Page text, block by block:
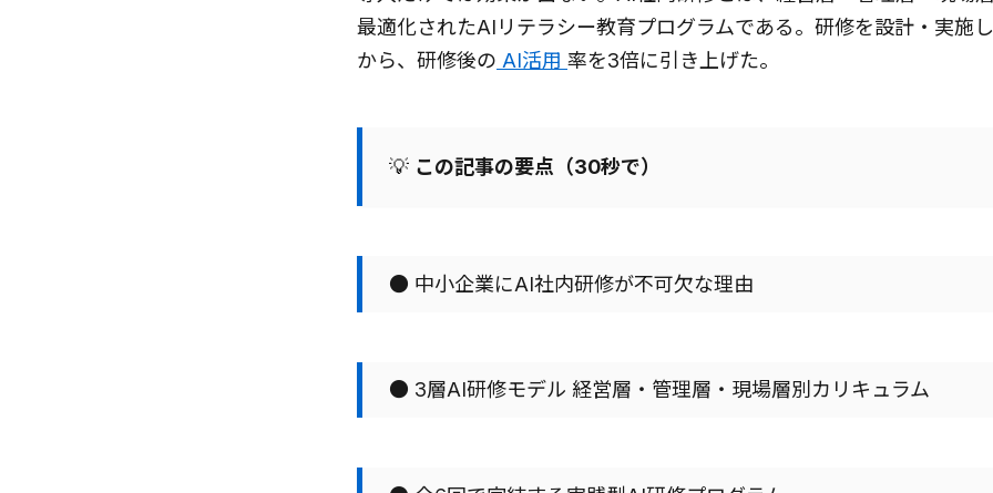
最適化されたAIリテラシー教育プログラムである。研修を設計・実施
から、研修後の AI活用 率を3倍に引き上げた。
💡 この記事の要点（30秒で）
● 中小企業にAI社内研修が不可欠な理由
● 3層AI研修モデル 経営層・管理層・現場層別カリキュラム